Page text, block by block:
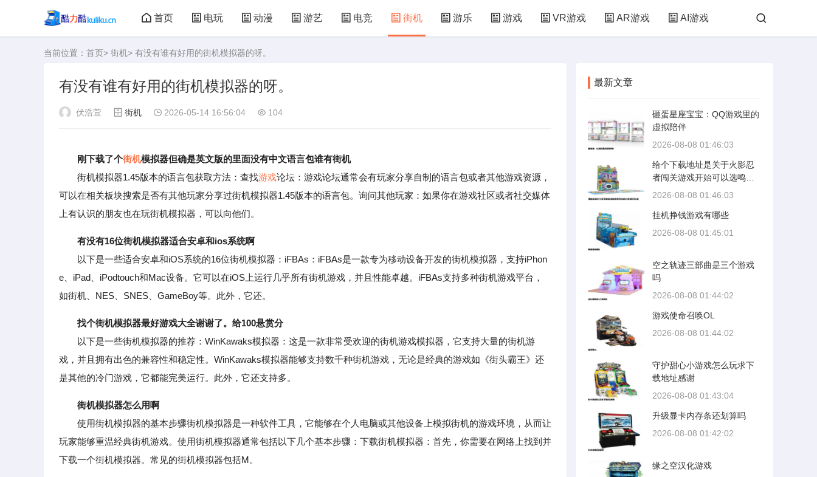
首页 电玩 动漫 游艺 电竞 街机 游乐 游戏 VR游戏 AR游戏 AI游戏
大型游戏 娃娃机
当前位置： 首页> 街机> 有没有谁有好用的街机模拟器的呀。
有没有谁有好用的街机模拟器的呀。
伏浩萱 街机 2026-05-14 16:56:04 104
刚下载了个街机模拟器但确是英文版的里面没有中文语言包谁有街机
街机模拟器1.45版本的语言包获取方法：查找游戏论坛：游戏论坛通常会有玩家分享自制的语言包或者其他游戏资源，
可以在相关板块搜索是否有其他玩家分享过街机模拟器1.45版本的语言包。询问其他玩家：如果你在游戏社区或者社交媒体
上有认识的朋友也在玩街机模拟器，可以向他们。
有没有16位街机模拟器适合安卓和ios系统啊
以下是一些适合安卓和iOS系统的16位街机模拟器：iFBAs：iFBAs是一款专为移动设备开发的街机模拟器，支持iPhon
e、iPad、iPodtouch和Mac设备。它可以在iOS上运行几乎所有街机游戏，并且性能卓越。iFBAs支持多种街机游戏平台，
如街机、NES、SNES、GameBoy等。此外，它还。
找个街机模拟器最好游戏大全谢谢了。给100悬赏分
以下是一些街机模拟器的推荐：WinKawaks模拟器：这是一款非常受欢迎的街机游戏模拟器，它支持大量的街机游
戏，并且拥有出色的兼容性和稳定性。WinKawaks模拟器能够支持数千种街机游戏，无论是经典的游戏如《街头霸王》还
是其他的冷门游戏，它都能完美运行。此外，它还支持多。
街机模拟器怎么用啊
使用街机模拟器的基本步骤街机模拟器是一种软件工具，它能够在个人电脑或其他设备上模拟街机的游戏环境，从而让
玩家能够重温经典街机游戏。使用街机模拟器通常包括以下几个基本步骤：下载街机模拟器：首先，你需要在网络上找到并
下载一个街机模拟器。常见的街机模拟器包括M。
最新文章
砸蛋星座宝宝：QQ游戏里的
虚拟陪伴
2026-08-08 01:46:03
给个下载地址是关于火影忍
者闯关游戏开始可以选鸣人
和佐助可以放
2026-08-08 01:46:03
挂机挣钱游戏有哪些
2026-08-08 01:45:01
空之轨迹三部曲是三个游戏
吗
2026-08-08 01:44:02
游戏使命召唤OL
2026-08-08 01:44:02
守护甜心小游戏怎么玩求下
载地址感谢
2026-08-08 01:43:04
升级显卡内存条还划算吗
2026-08-08 01:42:02
缘之空汉化游戏